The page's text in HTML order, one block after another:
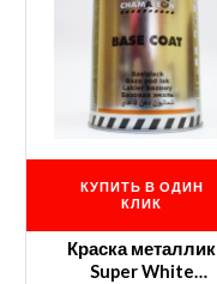
КУПИТЬ В ОДИН
КЛИК
Краска металлик
Super White